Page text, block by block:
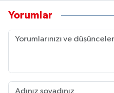
Yorumlar